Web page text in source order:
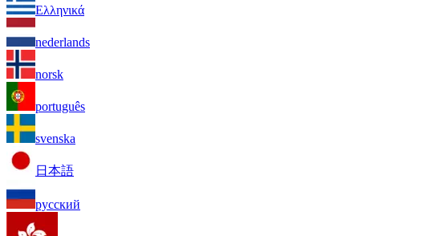
Ελληνικά
nederlands
norsk
português
svenska
日本語
русский